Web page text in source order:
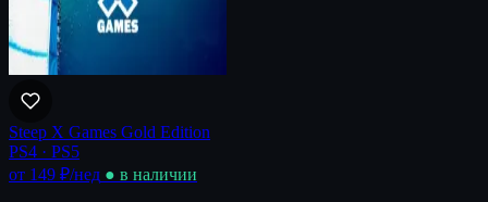
Steep X Games Gold Edition
PS4 · PS5
от 149 ₽/нед ● в наличии